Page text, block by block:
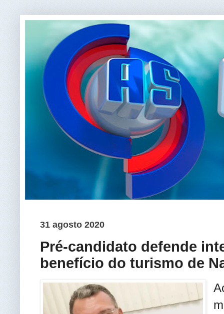
31 agosto 2020
Pré-candidato defende
benefício do turismo de